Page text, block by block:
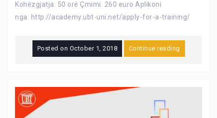
Kohëzgjatja: 50 orë Çmimi: 260 euro Aplikoni
nga: http://academy.ubt-uni.net/apply-for-a-training/
Posted on October 1, 2018 Continue reading